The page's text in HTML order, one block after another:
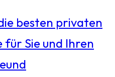
besten privaten
Sie und Ihren